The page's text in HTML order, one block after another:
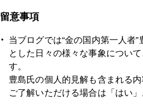
2024年02月14日 ＣＰＩショック
2024年02月14日 海外勢、日経平
留意事項
当ブログでは“金の国内第一人者
とした日々の様々な事象につい
す。
豊島氏の個人的見解も含まれる
ご了解いただける場合は「はい」